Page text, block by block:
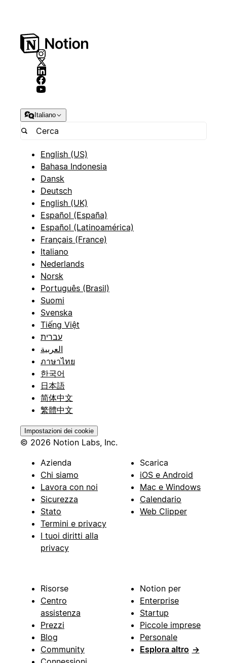
Italiano
English (US)
Bahasa Indonesia
Dansk
Deutsch
English (UK)
Español (España)
Español (Latinoamérica)
Français (France)
Italiano
Nederlands
Norsk
Português (Brasil)
Suomi
Svenska
Tiếng Việt
עברית
العربية
ภาษาไทย
한국어
日本語
简体中文
繁體中文
Impostazioni dei cookie
© 2026 Notion Labs, Inc.
Azienda
Chi siamo
Lavora con noi
Sicurezza
Stato
Termini e privacy
I tuoi diritti alla
privacy
Scarica
iOS e Android
Mac e Windows
Calendario
Web Clipper
Risorse
Centro
assistenza
Prezzi
Blog
Community
Notion per
Enterprise
Startup
Piccole imprese
Personale
Esplora altro →